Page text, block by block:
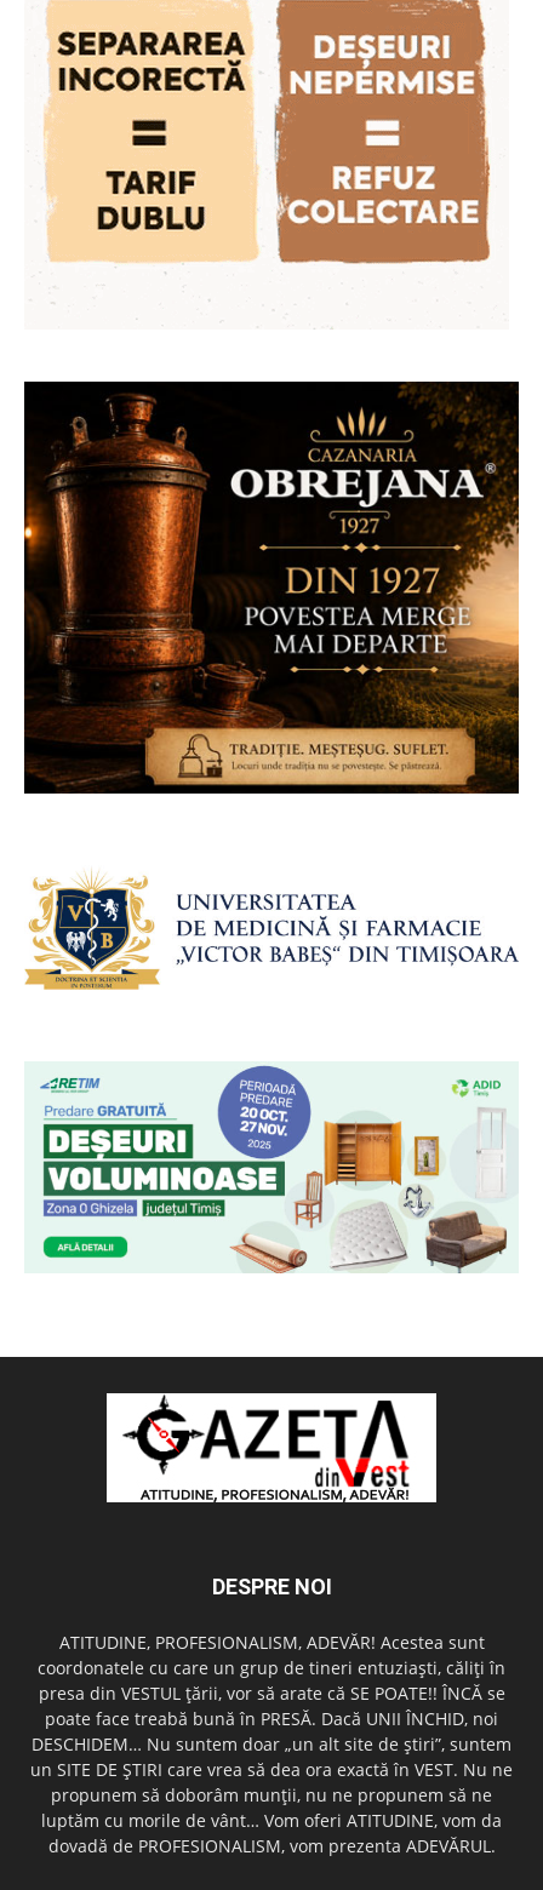
DESPRE NOI
ATITUDINE, PROFESIONALISM, ADEVĂR! Acestea sunt
coordonatele cu care un grup de tineri entuziaşti, căliţi în
presa din VESTUL ţării, vor să arate că SE POATE!! ÎNCĂ se
poate face treabă bună în PRESĂ. Dacă UNII ÎNCHID, noi
DESCHIDEM… Nu suntem doar „un alt site de ştiri”, suntem
un SITE DE ŞTIRI care vrea să dea ora exactă în VEST. Nu ne
propunem să doborâm munţii, nu ne propunem să ne
luptăm cu morile de vânt… Vom oferi ATITUDINE, vom da
dovadă de PROFESIONALISM, vom prezenta ADEVĂRUL.